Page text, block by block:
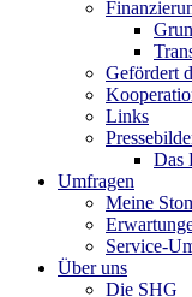
Gefördert
Links
Das
Umfragen
Meine
Service-
Über uns
Die SHG